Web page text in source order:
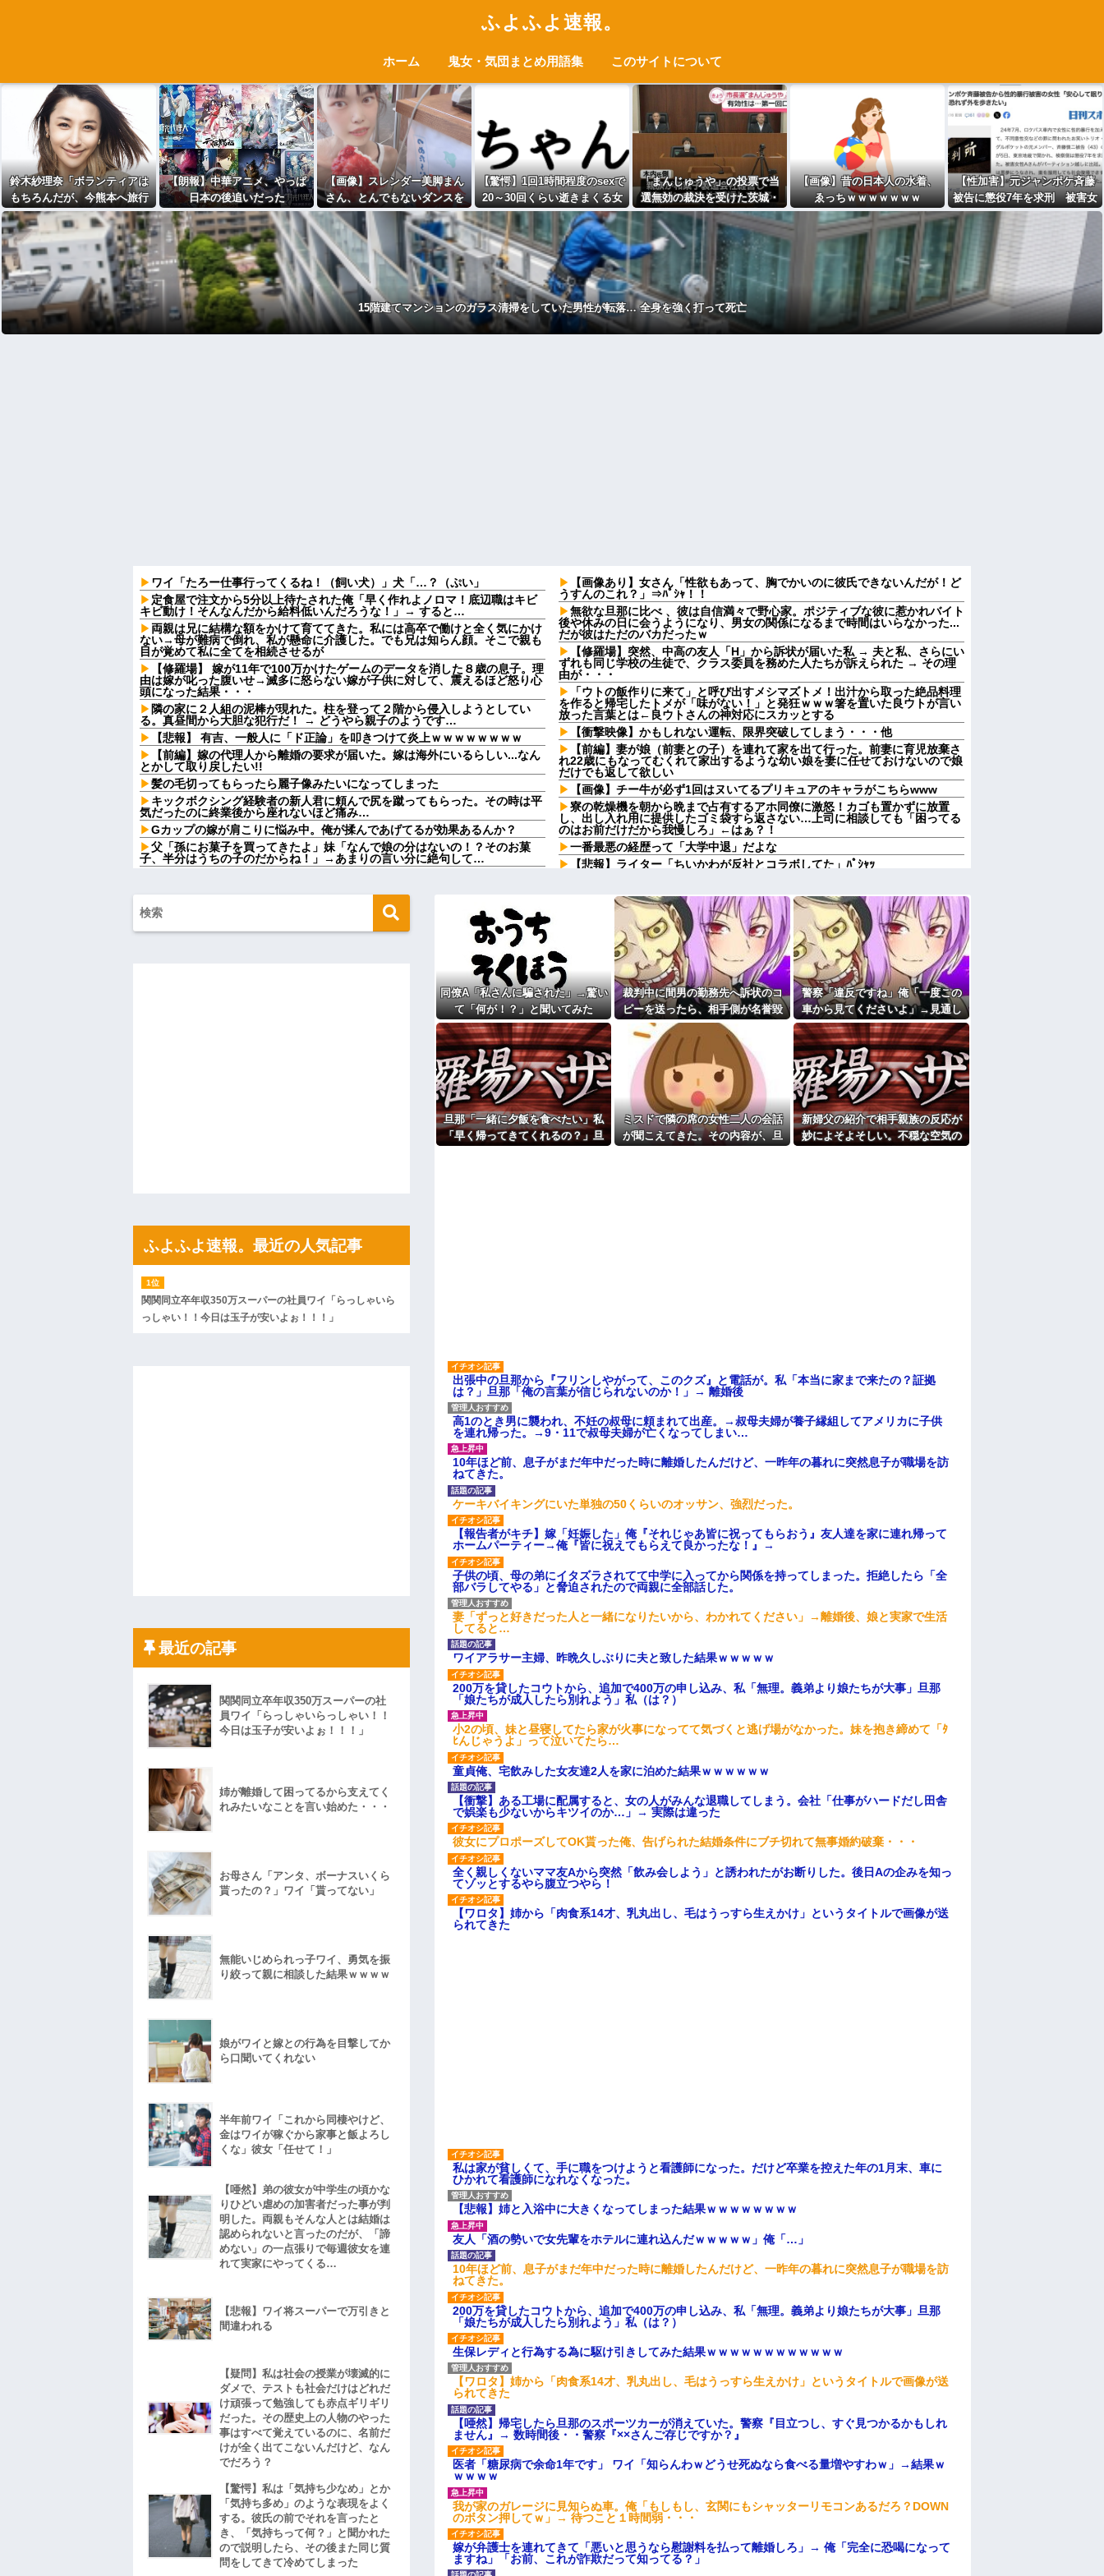
ふよふよ速報。
ホーム 鬼女・気団まとめ用語集 このサイトについて
鈴木紗理奈「ボランティアは
もちろんだが、今熊本へ旅行
に行くことも支援になる」
【朗報】中華アニメ、やっぱ
日本の後追いだった
【画像】スレンダー美脚まん
さん、とんでもないダンスを
披露してしまうｗｗｗｗｗｗ
【驚愕】1回1時間程度のsexで
20～30回くらい逝きまくる女
ｗｗｗｗｗｗｗｗｗwwww
「まんじゅうや」の投票で当
選無効の裁決を受けた茨城・
神栖市長 県選挙管理委員会
を訴訟
【画像】昔の日本人の水着、
ゑっちｗｗｗｗｗｗｗ
【性加害】元ジャンポケ斉藤
被告に懲役7年を求刑 被害女
性「安心して眠りたい」「何
も恐れず外を歩きたい」
15階建てマンションのガラス清掃をしていた男性が転落… 全身を強く打って死亡
ワイ「たろー仕事行ってくるね！（飼い犬）」犬「…？（ぷい」
定食屋で注文から5分以上待たされた俺「早く作れよノロマ！底辺職はキビ
キビ動け！そんなんだから給料低いんだろうな！」→ すると…
両親は兄に結構な額をかけて育ててきた。私には高卒で働けと全く気にかけ
ない→母が難病で倒れ、私が懸命に介護した。でも兄は知らん顔。そこで親も
目が覚めて私に全てを相続させるが
【修羅場】 嫁が11年で100万かけたゲームのデータを消した８歳の息子。理
由は嫁が叱った腹いせ→滅多に怒らない嫁が子供に対して、震えるほど怒り心
頭になった結果・・・
隣の家に２人組の泥棒が現れた。柱を登って２階から侵入しようとしてい
る。真昼間から大胆な犯行だ！ → どうやら親子のようです…
【悲報】 有吉、一般人に「ド正論」を叩きつけて炎上ｗｗｗｗｗｗｗｗ
【前編】嫁の代理人から離婚の要求が届いた。嫁は海外にいるらしい...なん
とかして取り戻したい!!
髪の毛切ってもらったら麗子像みたいになってしまった
キックボクシング経験者の新人君に頼んで尻を蹴ってもらった。その時は平
気だったのに終業後から座れないほど痛み…
Gカップの嫁が肩こりに悩み中。俺が揉んであげてるが効果あるんか？
父「孫にお菓子を買ってきたよ」妹「なんで娘の分はないの！？そのお菓
子、半分はうちの子のだからね！」→あまりの言い分に絶句して…
派遣「勤務態度悪いので一旦シフト未定にしますね」俺「じゃあ辞めます
ね」派遣「え」←これｗｗｗｗｗｗ
タイムマシーン3号さん、なんかちょうどいいポジションになる
【画像】アナウンサー「え、私がスピードスケートのピチピチユニフォーム
着るんですか…？ﾑﾁｨ！！」←これはお前らに刺さるやろw w w w w w w w
【画像】あのちゃん、最新の太ももがあまりにもシコすぎる件
【画像】ワイ「アルファードいいなあ。買いに行くか」店員「ほいっ見積も
りな！」ワイ「金額おかしくね？」←お前らもそう思うよな？？？？？
【驚愕】ユーチューバー「撮影で使うから、この高級時計も車もぜ～んぶ経
費でタダ！ｗ」←まさかコレ本気にしてる奴なんておらんよな？よな？w w w
ハードオフに売っていた4万4000円のフィギュアがヤバすぎるｗｗｗｗｗｗ
私「ちょっと、人の家の金庫触らないでよ！」キチママ『そこに金庫があっ
たから、開けてみようとしただけ☆』義兄「泥は出てけ！二度と来るな！」結
私「初めて飲む味だけどなんのお茶？」彼「ちっ！」私「」
ｗｗｗｗｗｗｗｗｗｗ
【愕然】白のクラウン俺氏、高速道路左車線を制限速度で走った結果
wwwwwwwwwwww
【悲報】佐藤輝明・・・２軍でも盛大にやらかす←あまり悲しませないでく
れ
【画像あり】女さん「性欲もあって、胸でかいのに彼氏できないんだが！ど
うすんのこれ？」⇒ﾊﾟｼｬ！！
無欲な旦那に比べ 、彼は自信満々で野心家。ポジティブな彼に惹かれバイト
後や休みの日に会うようになり、男女の関係になるまで時間はいらなかった...
だが彼はただのバカだったｗ
【修羅場】突然、中高の友人「H」から訴状が届いた私 → 夫と私、さらにい
ずれも同じ学校の生徒で、クラス委員を務めた人たちが訴えられた → その理
由が・・・
「ウトの飯作りに来て」と呼び出すメシマズトメ！出汁から取った絶品料理
を作ると帰宅したトメが「味がない！」と発狂ｗｗｗ箸を置いた良ウトが言い
放った言葉とは←良ウトさんの神対応にスカッとする
【衝撃映像】かもしれない運転、限界突破してしまう・・・他
【前編】妻が娘（前妻との子）を連れて家を出て行った。前妻に育児放棄さ
れ22歳にもなってむくれて家出するような幼い娘を妻に任せておけないので娘
だけでも返して欲しい
【画像】チー牛が必ず1回はヌいてるプリキュアのキャラがこちらwww
寮の乾燥機を朝から晩まで占有するアホ同僚に激怒！カゴも置かずに放置
し、出し入れ用に提供したゴミ袋すら返さない…上司に相談しても「困ってる
のはお前だけだから我慢しろ」←はぁ？！
一番最悪の経歴って「大学中退」だよな
【悲報】ライター「ちいかわが反社とコラボしてた」ﾊﾟｼｬｯ
のはお前だけだから我慢しろ」←はぁ？！
母「事故だったのよ」家族「母さんがわざとやるはずない」→嫁が毒を飲ま
され子どもを失ったのに信じてもらえず…
寮の乾燥機を朝から晩まで占有するアホ同僚に激怒！カゴも置かずに放置
し、出し入れ用に提供したゴミ袋すら返さない…上司に相談しても「困ってる
のはお前だけだから我慢しろ」←はぁ？！
勝って欲しいスポーツの試合って私が見ると負けることがすごく多い気がし
てる
高校の同級生で現在28歳の友達に1年ぶりに会ったら自称毒舌系になってた
んで縁切った…
【悲報】週刊少年ジャンプ、史上初の100万部割れ 全盛期653万部から98
万部に…紙の雑誌「100万部超え」が消滅
子育てが一段落しふと元カレのことが懐かしくなって恋愛関係のスレを読み
漁ってたのが夫にバレた。不機嫌なんだけど別に妄想なんだから妻が何読んで
たってよくない？
【警告】社会人「スムージーにキウイ皮ごと入れよ。これ美容にいいんだよ
ね〜」→ 結果…
職場の貸本の習慣が、本を大事にしないおばさんのせいで無くなった
同僚A「私さんに騙された」→驚い
て「何が！？」と聞いてみた
裁判中に間男の勤務先へ訴状のコ
ピーを送ったら、相手側が名誉毀
損だと猛反発。裁判官までロを挟
む事態になって…
警察「違反ですね」俺「一度この
車から見てくださいよ」→見通し
の悪い交差点で揉めた結果、まさ
かの展開に…
旦那「一緒に夕飯を食べたい」私
「早く帰ってきてくれるの？」旦
ミスドで隣の席の女性二人の会話
が聞こえてきた。その内容が、旦
新婦父の紹介で相手親族の反応が
妙によそよそしい。不穏な空気の
出張中の旦那から『フリンしやがって、このクズ』と電話が。私「本当に家まで来たの？証拠
は？」旦那「俺の言葉が信じられないのか！」→ 離婚後
高1のとき男に襲われ、不妊の叔母に頼まれて出産。→叔母夫婦が養子縁組してアメリカに子供
を連れ帰った。→9・11で叔母夫婦が亡くなってしまい…
10年ほど前、息子がまだ年中だった時に離婚したんだけど、一昨年の暮れに突然息子が職場を訪
ねてきた。
ケーキバイキングにいた単独の50くらいのオッサン、強烈だった。
【報告者がキチ】嫁「妊娠した」俺『それじゃあ皆に祝ってもらおう』友人達を家に連れ帰って
ホームパーティー→俺『皆に祝えてもらえて良かったな！』→
子供の頃、母の弟にイタズラされてて中学に入ってから関係を持ってしまった。拒絶したら「全
部バラしてやる」と脅迫されたので両親に全部話した。
妻「ずっと好きだった人と一緒になりたいから、わかれてください」→離婚後、娘と実家で生活
してると…
ワイアラサー主婦、昨晩久しぶりに夫と致した結果ｗｗｗｗｗ
200万を貸したコウトから、追加で400万の申し込み、私「無理。義弟より娘たちが大事」旦那
「娘たちが成人したら別れよう」私（は？）
小2の頃、妹と昼寝してたら家が火事になってて気づくと逃げ場がなかった。妹を抱き締めて「ﾀ
ﾋんじゃうよ」って泣いてたら…
童貞俺、宅飲みした女友達2人を家に泊めた結果ｗｗｗｗｗｗ
【衝撃】ある工場に配属すると、女の人がみんな退職してしまう。会社「仕事がハードだし田舎
で娯楽も少ないからキツイのか…」→ 実際は違った
彼女にプロポーズしてOK貰った俺、告げられた結婚条件にブチ切れて無事婚約破棄・・・
全く親しくないママ友Aから突然「飲み会しよう」と誘われたがお断りした。後日Aの企みを知っ
てゾッとするやら腹立つやら！
【ワロタ】姉から「肉食系14才、乳丸出し、毛はうっすら生えかけ」というタイトルで画像が送
られてきた
私は家が貧しくて、手に職をつけようと看護師になった。だけど卒業を控えた年の1月末、車に
ひかれて看護師になれなくなった。
【悲報】姉と入浴中に大きくなってしまった結果ｗｗｗｗｗｗｗｗ
友人「酒の勢いで女先輩をホテルに連れ込んだｗｗｗｗｗ」俺「…」
10年ほど前、息子がまだ年中だった時に離婚したんだけど、一昨年の暮れに突然息子が職場を訪
ねてきた。
200万を貸したコウトから、追加で400万の申し込み、私「無理。義弟より娘たちが大事」旦那
「娘たちが成人したら別れよう」私（は？）
生保レディと行為する為に駆け引きしてみた結果ｗｗｗｗｗｗｗｗｗｗｗｗ
【ワロタ】姉から「肉食系14才、乳丸出し、毛はうっすら生えかけ」というタイトルで画像が送
られてきた
【唖然】帰宅したら旦那のスポーツカーが消えていた。警察『目立つし、すぐ見つかるかもしれ
ません』→ 数時間後・・警察『××さんご存じですか？』
医者「糖尿病で余命1年です」 ワイ「知らんわｗどうせ死ぬなら食べる量増やすわｗ」→結果ｗ
ｗｗｗｗ
我が家のガレージに見知らぬ車。俺「もしもし、玄関にもシャッターリモコンあるだろ？DOWN
のボタン押してｗ」→ 待つこと１時間弱・・・
嫁が弁護士を連れてきて「悪いと思うなら慰謝料を払って離婚しろ」→ 俺「完全に恐喝になって
ますね」「お前、これが詐欺だって知ってる？」
ふよふよ速報。最近の人気記事
関関同立卒年収350万スーパーの社員ワイ「らっしゃいら
っしゃい！！今日は玉子が安いよぉ！！！」
最近の記事
関関同立卒年収350万スーパーの社
員ワイ「らっしゃいらっしゃい！！
今日は玉子が安いよぉ！！！」
姉が離婚して困ってるから支えてく
れみたいなことを言い始めた・・・
お母さん「アンタ、ボーナスいくら
貰ったの？」ワイ「貰ってない」
無能いじめられっ子ワイ、勇気を振
り絞って親に相談した結果ｗｗｗｗ
娘がワイと嫁との行為を目撃してか
ら口聞いてくれない
半年前ワイ「これから同棲やけど、
金はワイが稼ぐから家事と飯よろし
くな」彼女「任せて！」
【唖然】弟の彼女が中学生の頃かな
りひどい虐めの加害者だった事が判
明した。両親もそんな人とは結婚は
認められないと言ったのだが、「諦
めない」の一点張りで毎週彼女を連
れて実家にやってくる…
【悲報】ワイ将スーパーで万引きと
間違われる
【疑問】私は社会の授業が壊滅的に
ダメで、テストも社会だけはどれだ
け頑張って勉強しても赤点ギリギリ
だった。その歴史上の人物のやった
事はすべて覚えているのに、名前だ
けが全く出てこないんだけど、なん
でだろう？
【驚愕】私は「気持ち少なめ」とか
「気持ち多め」のような表現をよく
する。彼氏の前でそれを言ったと
き、「気持ちって何？」と聞かれた
ので説明したら、その後また同じ質
問をしてきて冷めてしまった